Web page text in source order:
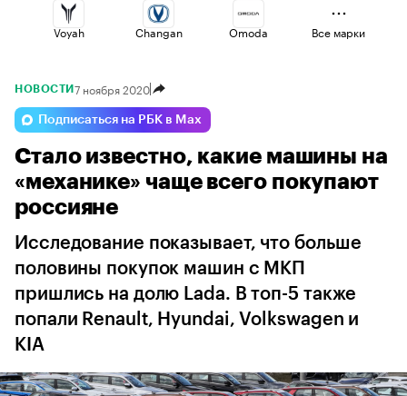
Voyah Changan Omoda
Esteo Haval
Jaecoo Lada Volga
Все марки
НОВОСТИ 7 ноября 2020
Подписаться на РБК в Max
Стало известно, какие машины на
«механике» чаще всего покупают
россияне
Исследование показывает, что больше
половины покупок машин с МКП
пришлись на долю Lada. В топ-5 также
попали Renault, Hyundai, Volkswagen и
KIA